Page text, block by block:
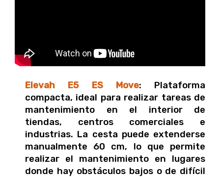
Elevah E5 ES Move: Plataforma
compacta, ideal para realizar tareas de
mantenimiento en el interior de
tiendas, centros comerciales e
industrias. La cesta puede extenderse
manualmente 60 cm, lo que permite
realizar el mantenimiento en lugares
donde hay obstáculos bajos o de difícil